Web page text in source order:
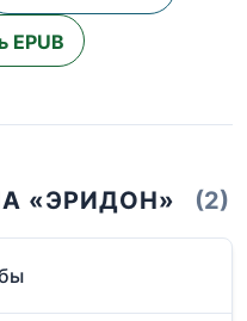
EPUB
«ЭРИДОН» (2)